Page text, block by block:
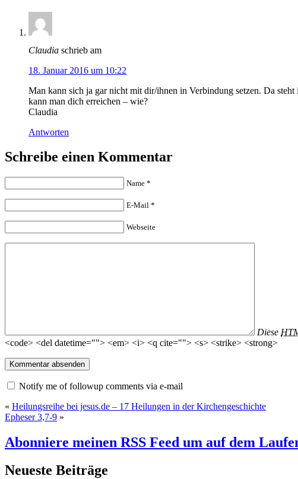
Claudia schrieb am
18. Januar 2016 um 10:22
Man kann sich ja gar nicht mit dir/ihnen in Verbindung setzen. Da
kann man dich erreichen – wie?
Claudia
Antworten
Schreibe einen Kommentar
Name *
E-Mail *
Webseite
Diese
<code> <del datetime=""> <em> <i> <q cite=""> <s> <strike> <strong>
Notify me of followup comments via e-mail
« Heilungsreihe bei jesus.de – 17 Heilungen in der Kirchengeschichte
Epheser 3,7-9 »
Abonniere meinen RSS Feed um auf dem
Neueste Beiträge